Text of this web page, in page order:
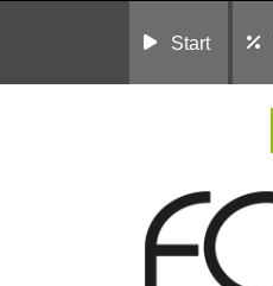
Start